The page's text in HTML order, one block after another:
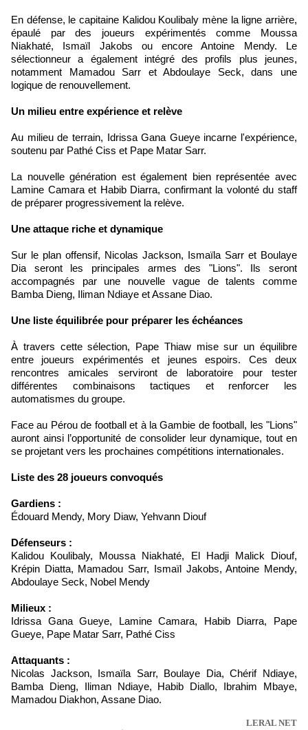
En défense, le capitaine Kalidou Koulibaly mène la ligne arrière,
épaulé par des joueurs expérimentés comme Moussa
Niakhaté, Ismaïl Jakobs ou encore Antoine Mendy. Le
sélectionneur a également intégré des profils plus jeunes,
notamment Mamadou Sarr et Abdoulaye Seck, dans une
logique de renouvellement.
Un milieu entre expérience et relève
Au milieu de terrain, Idrissa Gana Gueye incarne l'expérience,
soutenu par Pathé Ciss et Pape Matar Sarr.
La nouvelle génération est également bien représentée avec
Lamine Camara et Habib Diarra, confirmant la volonté du staff
de préparer progressivement la relève.
Une attaque riche et dynamique
Sur le plan offensif, Nicolas Jackson, Ismaïla Sarr et Boulaye
Dia seront les principales armes des "Lions". Ils seront
accompagnés par une nouvelle vague de talents comme
Bamba Dieng, Iliman Ndiaye et Assane Diao.
Une liste équilibrée pour préparer les échéances
À travers cette sélection, Pape Thiaw mise sur un équilibre
entre joueurs expérimentés et jeunes espoirs. Ces deux
rencontres amicales serviront de laboratoire pour tester
différentes combinaisons tactiques et renforcer les
automatismes du groupe.
Face au Pérou de football et à la Gambie de football, les "Lions"
auront ainsi l’opportunité de consolider leur dynamique, tout en
se projetant vers les prochaines compétitions internationales.
Liste des 28 joueurs convoqués
Gardiens :
Édouard Mendy, Mory Diaw, Yehvann Diouf
Défenseurs :
Kalidou Koulibaly, Moussa Niakhaté, El Hadji Malick Diouf,
Krépin Diatta, Mamadou Sarr, Ismaïl Jakobs, Antoine Mendy,
Abdoulaye Seck, Nobel Mendy
Milieux :
Idrissa Gana Gueye, Lamine Camara, Habib Diarra, Pape
Gueye, Pape Matar Sarr, Pathé Ciss
Attaquants :
Nicolas Jackson, Ismaïla Sarr, Boulaye Dia, Chérif Ndiaye,
Bamba Dieng, Iliman Ndiaye, Habib Diallo, Ibrahim Mbaye,
Mamadou Diakhon, Assane Diao.
LERAL NET